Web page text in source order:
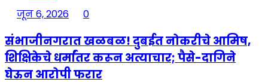
जून 6, 2026 0
संभाजीनगरात खळबळ! दुबईत नोकरीचे आमिष,
शिक्षिकेचे धर्मांतर करून अत्याचार; पैसे-दागिने
घेऊन आरोपी फरार